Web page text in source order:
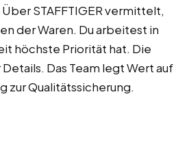
STAFFTIGER vermittelt,
der Waren. Du arbeitest in
höchste Priorität hat. Die
Das Team legt Wert auf
zur Qualitätssicherung.